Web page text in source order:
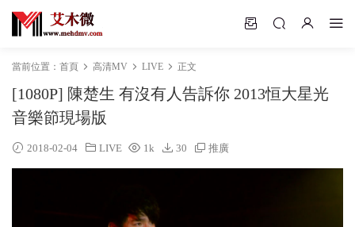
當前位置： 首頁 高清MV LIVE 正文
[1080P] 陳楚生 有沒有人告訴你 2013恒大星光
音樂節現場版
2018-02-04 LIVE 1k 30 推廣